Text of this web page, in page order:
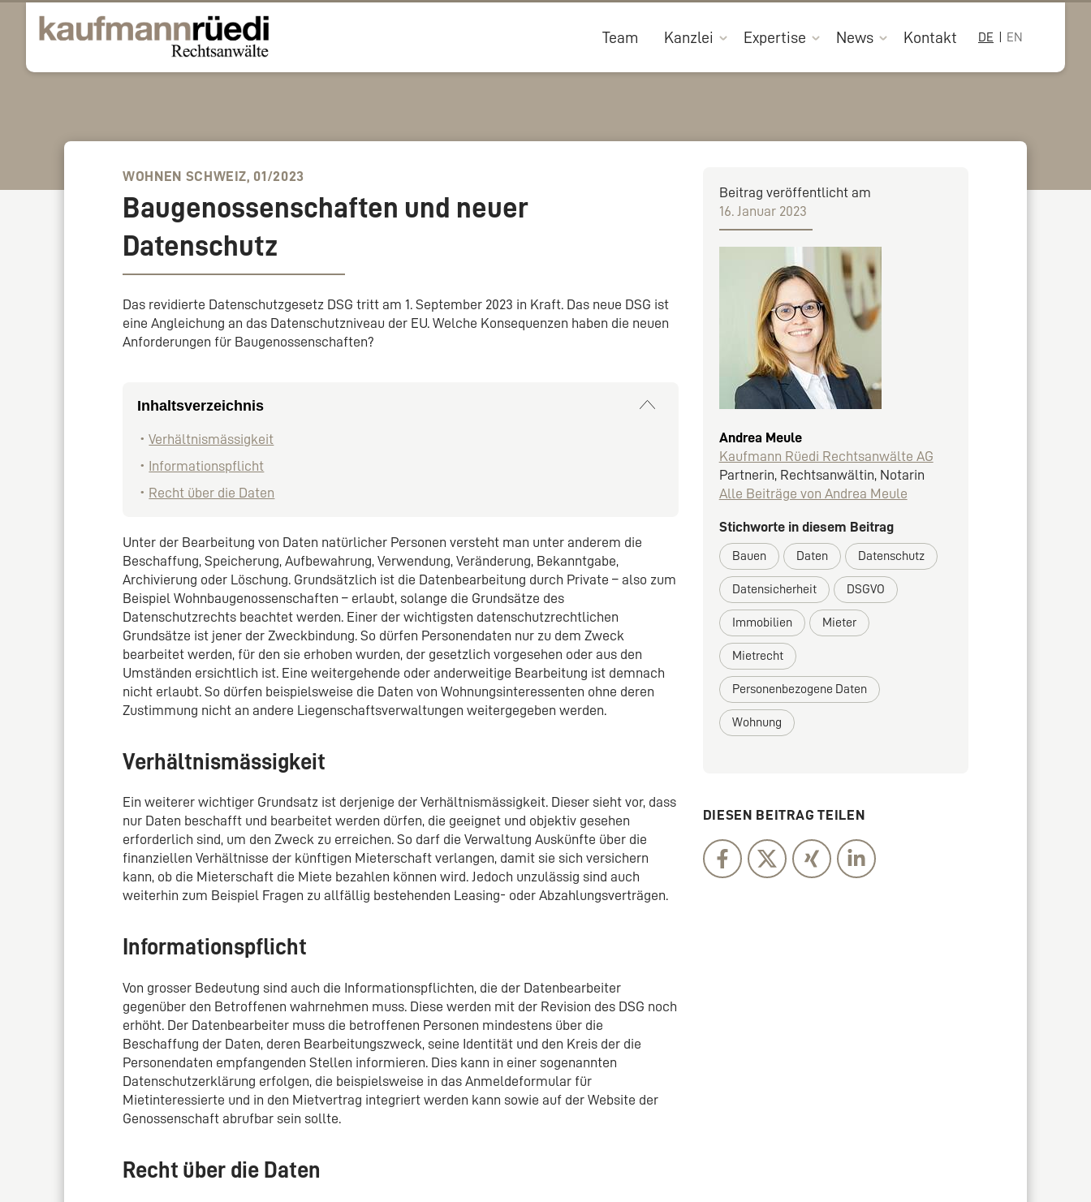
Team Kanzlei Expertise News Kontakt DE EN
WOHNEN SCHWEIZ, 01/2023
Baugenossenschaften und neuer
Datenschutz
Das revidierte Datenschutzgesetz DSG tritt am 1. September 2023 in Kraft. Das neue DSG ist
eine Angleichung an das Datenschutzniveau der EU. Welche Konsequenzen haben die neuen
Anforderungen für Baugenossenschaften?
Inhaltsverzeichnis
Verhältnismässigkeit
Informationspflicht
Recht über die Daten
Unter der Bearbeitung von Daten natürlicher Personen versteht man unter anderem die
Beschaffung, Speicherung, Aufbewahrung, Verwendung, Veränderung, Bekanntgabe,
Archivierung oder Löschung. Grundsätzlich ist die Datenbearbeitung durch Private – also zum
Beispiel Wohnbaugenossenschaften – erlaubt, solange die Grundsätze des
Datenschutzrechts beachtet werden. Einer der wichtigsten datenschutzrechtlichen
Grundsätze ist jener der Zweckbindung. So dürfen Personendaten nur zu dem Zweck
bearbeitet werden, für den sie erhoben wurden, der gesetzlich vorgesehen oder aus den
Umständen ersichtlich ist. Eine weitergehende oder anderweitige Bearbeitung ist demnach
nicht erlaubt. So dürfen beispielsweise die Daten von Wohnungsinteressenten ohne deren
Zustimmung nicht an andere Liegenschaftsverwaltungen weitergegeben werden.
Verhältnismässigkeit
Ein weiterer wichtiger Grundsatz ist derjenige der Verhältnismässigkeit. Dieser sieht vor, dass
nur Daten beschafft und bearbeitet werden dürfen, die geeignet und objektiv gesehen
erforderlich sind, um den Zweck zu erreichen. So darf die Verwaltung Auskünfte über die
finanziellen Verhältnisse der künftigen Mieterschaft verlangen, damit sie sich versichern
kann, ob die Mieterschaft die Miete bezahlen können wird. Jedoch unzulässig sind auch
weiterhin zum Beispiel Fragen zu allfällig bestehenden Leasing- oder Abzahlungsverträgen.
Informationspflicht
Von grosser Bedeutung sind auch die Informationspflichten, die der Datenbearbeiter
gegenüber den Betroffenen wahrnehmen muss. Diese werden mit der Revision des DSG noch
erhöht. Der Datenbearbeiter muss die betroffenen Personen mindestens über die
Beschaffung der Daten, deren Bearbeitungszweck, seine Identität und den Kreis der die
Personendaten empfangenden Stellen informieren. Dies kann in einer sogenannten
Datenschutzerklärung erfolgen, die beispielsweise in das Anmeldeformular für
Mietinteressierte und in den Mietvertrag integriert werden kann sowie auf der Website der
Genossenschaft abrufbar sein sollte.
Recht über die Daten
Beitrag veröffentlicht am
16. Januar 2023
Andrea Meule
Kaufmann Rüedi Rechtsanwälte AG
Partnerin, Rechtsanwältin, Notarin
Alle Beiträge von Andrea Meule
Stichworte in diesem Beitrag
Bauen Daten Datenschutz
Datensicherheit DSGVO
Immobilien Mieter
Mietrecht
Personenbezogene Daten
Wohnung
DIESEN BEITRAG TEILEN